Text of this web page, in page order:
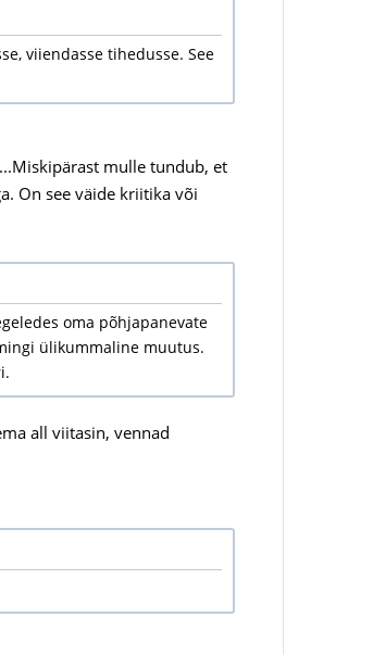
viiendasse tihedusse. See
mulle tundub, et
On see väide kriitika või
oma põhjapanevate
ülikummaline muutus.
all viitasin, vennad